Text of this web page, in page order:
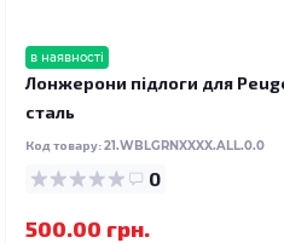
в наявності
Лонжерони підлоги для
сталь
Код товару:21.WBLGRNXXXX.ALL.0.0
0
500.00 грн.